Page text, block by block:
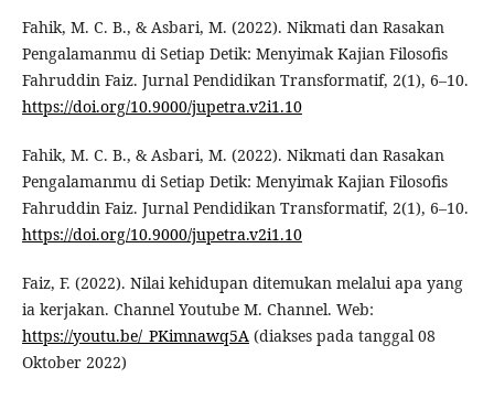
Fahik, M. C. B., & Asbari, M. (2022). Nikmati dan Rasakan
Pengalamanmu di Setiap Detik: Menyimak Kajian Filosofis
Fahruddin Faiz. Jurnal Pendidikan Transformatif, 2(1), 6–10.
https://doi.org/10.9000/jupetra.v2i1.10
Fahik, M. C. B., & Asbari, M. (2022). Nikmati dan Rasakan
Pengalamanmu di Setiap Detik: Menyimak Kajian Filosofis
Fahruddin Faiz. Jurnal Pendidikan Transformatif, 2(1), 6–10.
https://doi.org/10.9000/jupetra.v2i1.10
Faiz, F. (2022). Nilai kehidupan ditemukan melalui apa yang
ia kerjakan. Channel Youtube M. Channel. Web:
https://youtu.be/_PKimnawq5A(diakses pada tanggal 08
Oktober 2022)